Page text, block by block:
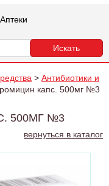
Аптеки
> Антибиотики и
капс. 500мг №3
500МГ №3
вернуться в каталог